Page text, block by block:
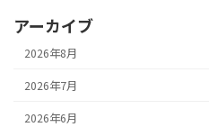
アーカイブ
2026年8月
2026年7月
2026年6月